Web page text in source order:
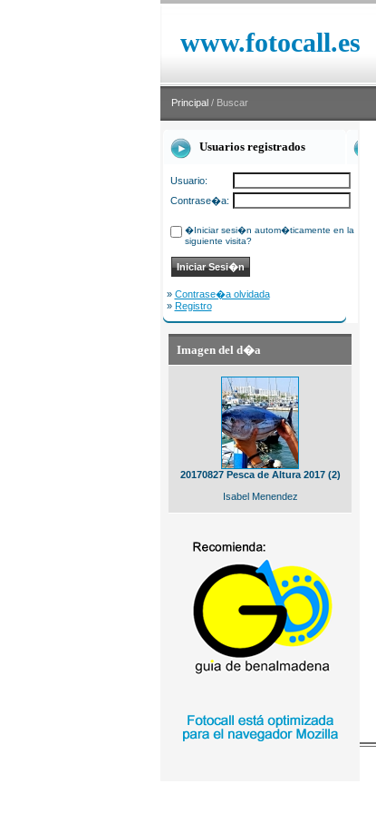
www.fotocall.es
Principal / Buscar
Usuarios registrados
Usuario:
Contrase�a:
�Iniciar sesi�n autom�ticamente en la
siguiente visita?
» Contrase�a olvidada
» Registro
Imagen del d�a
20170827 Pesca de Altura 2017 (2)
Isabel Menendez